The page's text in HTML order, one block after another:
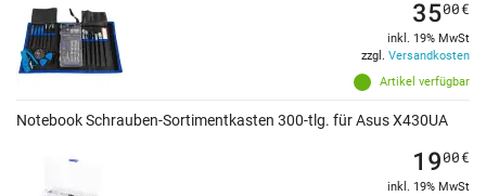
Artikel verfügbar
3500€
inkl. 19% MwSt
zzgl. Versandkosten
Notebook Schrauben-Sortimentkasten 300-tlg. für Asus X430UA
1900€
inkl. 19% MwSt